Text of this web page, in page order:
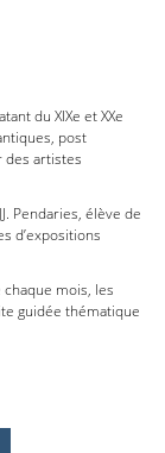
du XIXe et XXe
post
des artistes
Pendaries, élève de
d’expositions
mois, les
guidée thématique